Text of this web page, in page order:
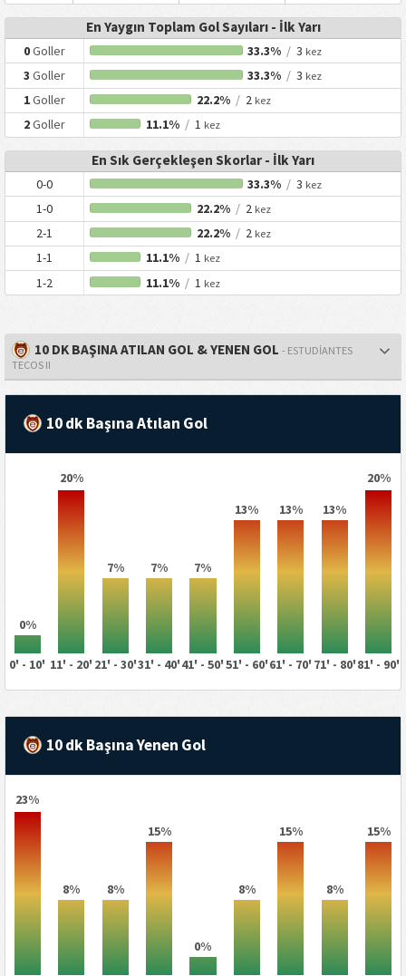
En Yaygın Toplam Gol Sayıları - İlk Yarı
0Goller 33.3% / 3 kez
3Goller 33.3% / 3 kez
1Goller 22.2% /2 kez
2Goller 11.1% /1 kez
En Sık Gerçekleşen Skorlar - İlk Yarı
0-0 33.3% / 3 kez
1-0 22.2% /2 kez
2-1 22.2% /2 kez
1-1 11.1% /1 kez
1-2 11.1% /1 kez
10 DK BAŞINA ATILAN GOL & YENEN GOL - ESTUDIANTES
TECOS II
10 dk Başına Atılan Gol
0%
20%
7% 7% 7%
13% 13% 13%
20%
0' - 10' 11' - 20' 21' - 30'31' - 40'41' - 50'51' - 60'61' - 70' 71' - 80'81' - 90'
10 dk Başına Yenen Gol
23%
8% 8%
15%
0%
8%
15%
8%
15%